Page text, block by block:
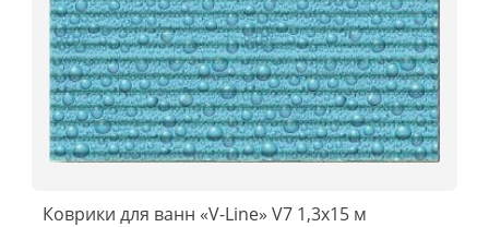
Коврики для ванн «V-Line» V7 1,3x15 м